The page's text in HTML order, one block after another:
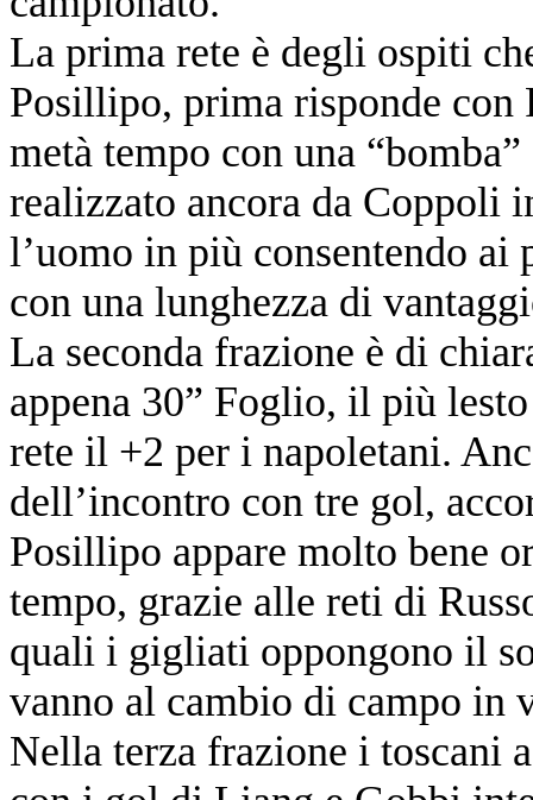
La prima rete è degli ospiti
Posillipo, prima risponde con
metà tempo con una
realizzato ancora da Coppoli
l’uomo in più consentendo ai
con una lunghezza di
La seconda frazione è di
appena 30” Foglio, il più
rete il +2 per i napoletani.
dell’incontro con tre gol,
Posillipo appare molto bene
tempo, grazie alle reti di
quali i gigliati oppongono il
vanno al cambio di campo in
Nella terza frazione i toscani